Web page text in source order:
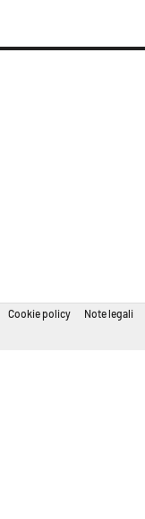
Cookie policy Note legali